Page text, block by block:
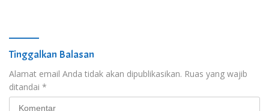
Tinggalkan Balasan
Alamat email Anda tidak akan dipublikasikan. Ruas yang wajib
ditandai *